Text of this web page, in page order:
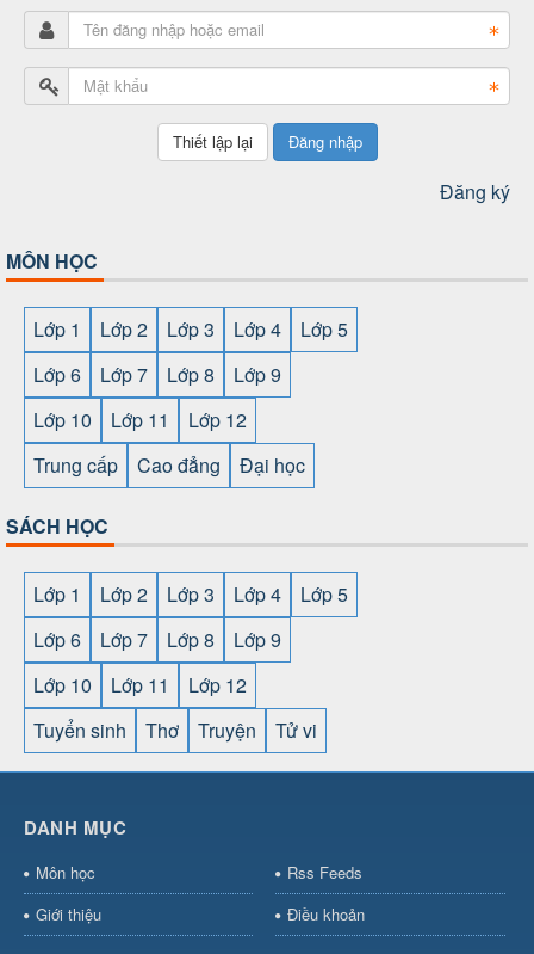
Đăng nhập
Đăng ký
MÔN HỌC
Lớp 1 Lớp 2 Lớp 3 Lớp 4
Lớp 5
Lớp 6
Lớp 7 Lớp 8
Lớp 9
Lớp 10
Lớp 11
Lớp 12
Trung cấp
Cao đẳng Đại học
SÁCH HỌC
Lớp 1 Lớp 2 Lớp 3 Lớp 4
Lớp 5
Lớp 6
Lớp 7 Lớp 8
Lớp 9
Lớp 10
Lớp 11
Lớp 12
Tuyển sinh
Thơ Truyện Tử vi
cái OPEN88⇔
⇔https://gameb52a.club/ https://new88.biz/
bài⇔bóng đá trực tiếp⇔fly88
select⇔https://xocdiaonline.ae ⇔https://cm88.dad/
⇔F168⇔https://f168.tech/ ⇔cm88⇔https://
DANH MỤC
Môn học
Rss Feeds
Giới thiệu
Điều khoản